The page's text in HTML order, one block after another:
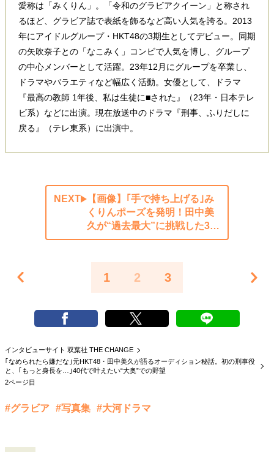
愛称は「みくりん」。「令和のグラビアクイーン」と称され
るほど、グラビア誌で表紙を飾るなど高い人気を誇る。2013
年にアイドルグループ・HKT48の3期生としてデビュー。同期
の矢吹奈子との「なこみく」コンビで人気を博し、グループ
の中心メンバーとして活躍。23年12月にグループを卒業し、
ドラマやバラエティなど幅広く活動。女優として、ドラマ
『最高の教師 1年後、私は生徒に■された』（23年・日本テレ
ビ系）などに出演。現在放送中のドラマ『刑事、ふりだしに
戻る』（テレ東系）に出演中。
NEXT
【画像】｢手で持ち上げる｣み
くりんポーズを発明！田中美
久が“過去最大”に挑戦した3…
1 2 3
インタビューサイト 双葉社 THE CHANGE
｢なめられたら嫌だな｣元HKT48・田中美久が語るオーディション秘話。初の刑事役
と、｢もっと身長を…｣40代で叶えたい“大奥”での野望
2ページ目
#グラビア #写真集 #大河ドラマ